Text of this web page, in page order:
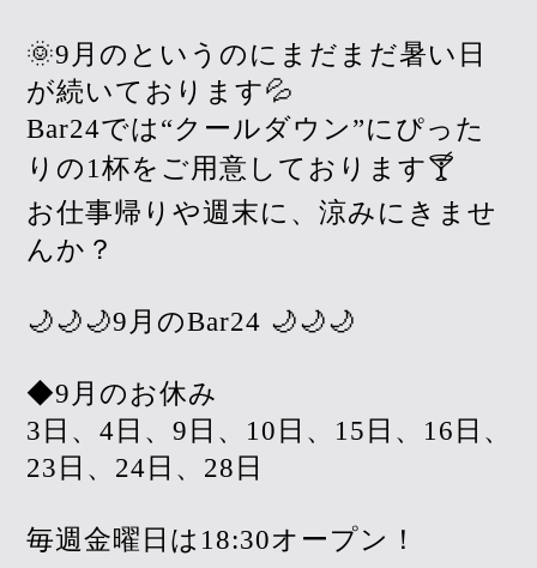
🌞9月のというのにまだまだ暑い日
が続いております💦
Bar24では“クールダウン”にぴった
りの1杯をご用意しております🍸
お仕事帰りや週末に、涼みにきませ
んか？
🌙🌙🌙9月のBar24 🌙🌙🌙
◆9月のお休み
3日、4日、9日、10日、15日、16日、
23日、24日、28日
毎週金曜日は18:30オープン！